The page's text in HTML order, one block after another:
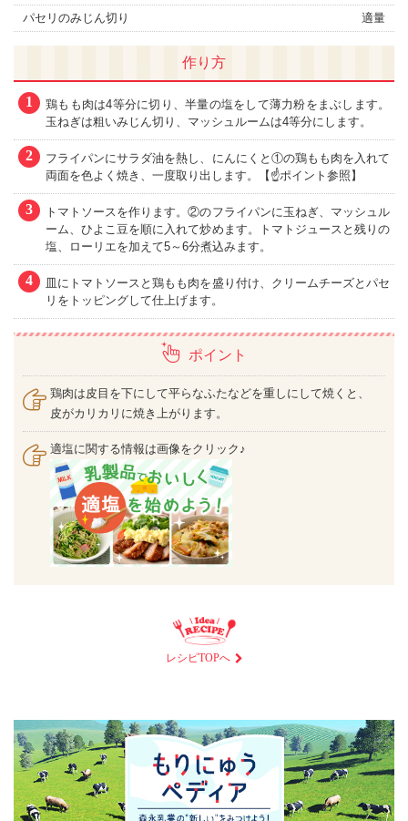
パセリのみじん切り
適量
作り方
1
鶏もも肉は4等分に切り、半量の塩をして薄力粉をまぶします。
玉ねぎは粗いみじん切り、マッシュルームは4等分にします。
2
フライパンにサラダ油を熱し、にんにくと①の鶏もも肉を入れて
両面を色よく焼き、一度取り出します。【☝ポイント参照】
3
トマトソースを作ります。②のフライパンに玉ねぎ、マッシュル
ーム、ひよこ豆を順に入れて炒めます。トマトジュースと残りの
塩、ローリエを加えて5～6分煮込みます。
4
皿にトマトソースと鶏もも肉を盛り付け、クリームチーズとパセ
リをトッピングして仕上げます。
ポイント
鶏肉は皮目を下にして平らなふたなどを重しにして焼くと、
皮がカリカリに焼き上がります。
適塩に関する情報は画像をクリック♪
レシピTOPへ